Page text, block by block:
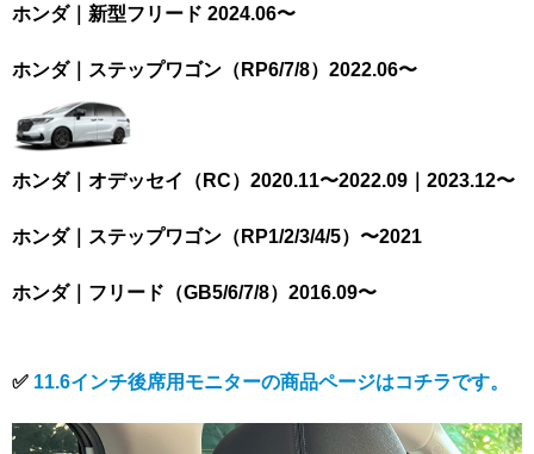
ホンダ｜新型フリード 2024.06〜
ホンダ｜ステップワゴン（RP6/7/8）2022.06〜
ホンダ｜オデッセイ（RC）2020.11〜2022.09｜2023.12〜
ホンダ｜ステップワゴン（RP1/2/3/4/5）〜2021
ホンダ｜フリード（GB5/6/7/8）2016.09〜
✅ 11.6インチ後席用モニターの商品ページはコチラです。